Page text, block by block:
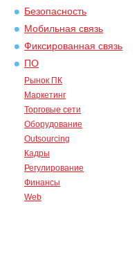
Безопасность
Мобильная связь
Фиксированная связь
ПО
Рынок ПК
Маркетинг
Торговые сети
Оборудование
Outsourcing
Кадры
Регулирование
Финансы
Web